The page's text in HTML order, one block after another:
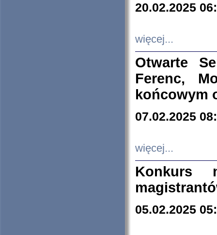
20.02.2025
więcej...
Otwarte
Ferenc,
końcowym
07.02.2025
więcej...
Konkurs
05.02.2025